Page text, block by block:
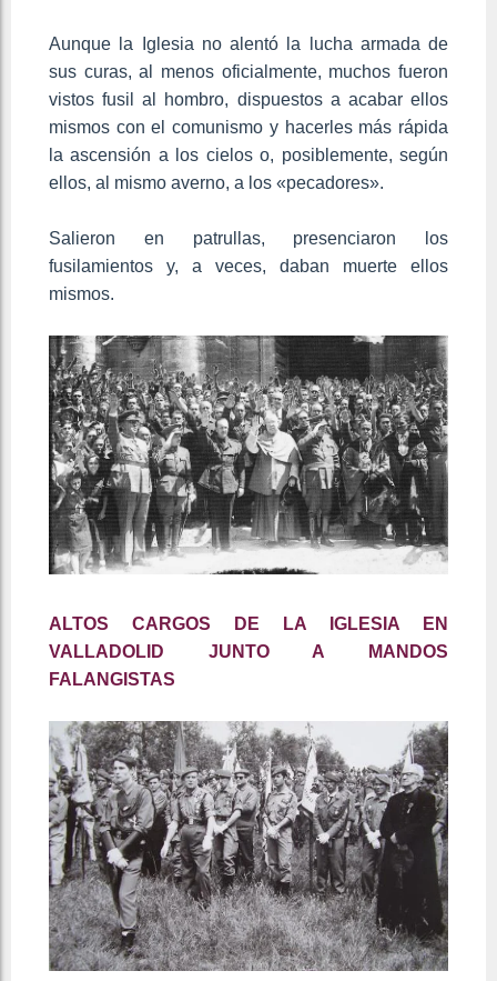
Aunque la Iglesia no alentó la lucha armada de
sus curas, al menos oficialmente, muchos fueron
vistos fusil al hombro, dispuestos a acabar ellos
mismos con el comunismo y hacerles más rápida
la ascensión a los cielos o, posiblemente, según
ellos, al mismo averno, a los «pecadores».
Salieron en patrullas, presenciaron los
fusilamientos y, a veces, daban muerte ellos
mismos.
ALTOS CARGOS DE LA IGLESIA EN
VALLADOLID JUNTO A MANDOS
FALANGISTAS